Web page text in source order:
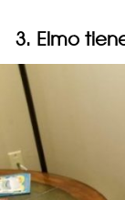
3. Elmo